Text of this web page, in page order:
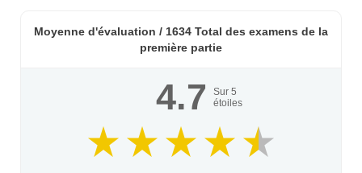
Moyenne d'évaluation / 1634 Total des examens de la
première partie
4.7 Sur 5
étoiles